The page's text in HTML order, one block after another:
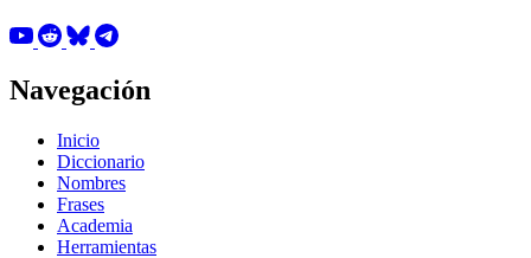
Navegación
Inicio
Diccionario
Nombres
Frases
Academia
Herramientas